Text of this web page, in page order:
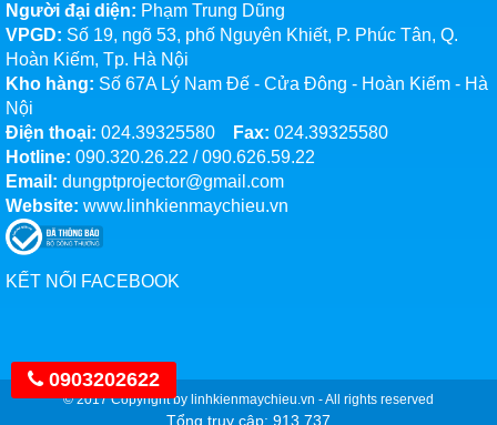
Người đại diện: Phạm Trung Dũng
VPGD: Số 19, ngõ 53, phố Nguyên Khiết, P. Phúc Tân, Q.
Hoàn Kiếm, Tp. Hà Nội
Kho hàng: Số 67A Lý Nam Đế - Cửa Đông - Hoàn Kiếm - Hà
Nội
Điện thoại: 024.39325580 Fax: 024.39325580
Hotline: 090.320.26.22 /090.626.59.22
Email: dungptprojector@gmail.com
Website: www.linhkienmaychieu.vn
KẾT NỐI FACEBOOK
© 2017 Copyright by linhkienmaychieu.vn - All rights reserved
Tổng truy cập: 913,737
0903202622